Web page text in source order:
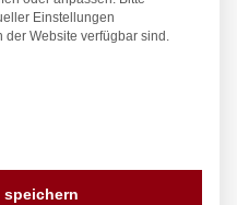
Einstellungen
Website verfügbar sind.
für die eine